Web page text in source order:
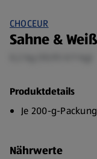
CHOCEUR
Sahne &
Produktdetails
Je 200-g-Packung
Nährwerte